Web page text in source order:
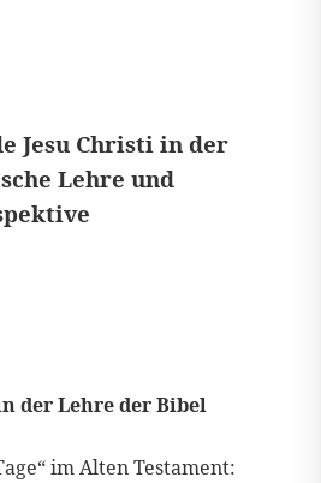
Jesu Christi in der
Lehre und
der Lehre der Bibel
im Alten Testament: